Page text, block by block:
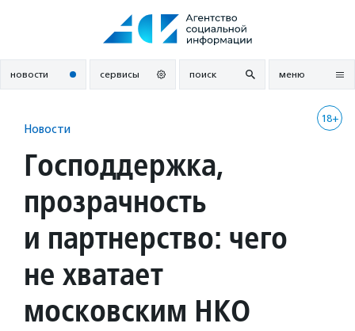
новости сервисы поиск меню
18+
Новости
Господдержка,
прозрачность
и партнерство: чего
не хватает
московским НКО